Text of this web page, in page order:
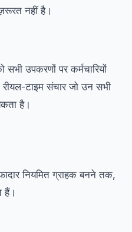
नहीं है।
उपकरणों पर कर्मचारियों
टाइम संचार जो उन सभी
है।
नियमित ग्राहक बनने तक,
हैं।